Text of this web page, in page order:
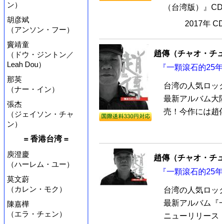
ン）
胡彦斌
（アンソン・フー）
竇靖童
（ドウ・ジントン／
Leah Dou）
那英
（ナー・イン）
張杰
（ジェイソン・チャ
ン）
= 香港台湾 =
庾澄慶
（ハーレム・ユー）
莫文蔚
（カレン・モク）
陳嘉樺
（エラ・チェン）
（台湾版）』
2017年
趙傳（チャオ・チ
『一顆滾石的25
台湾の人気ロ
最新アルバム大
売！今作には趙
趙傳（チャオ・チ
『一顆滾石的25
台湾の人気ロ
最新アルバム『
ニューリリース